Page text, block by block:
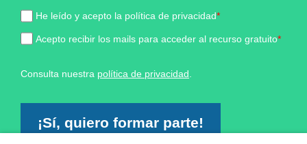
He leído y acepto la política de privacidad*
Acepto recibir los mails para acceder al recurso gratuito*
Consulta nuestra política de privacidad.
¡Sí, quiero formar parte!